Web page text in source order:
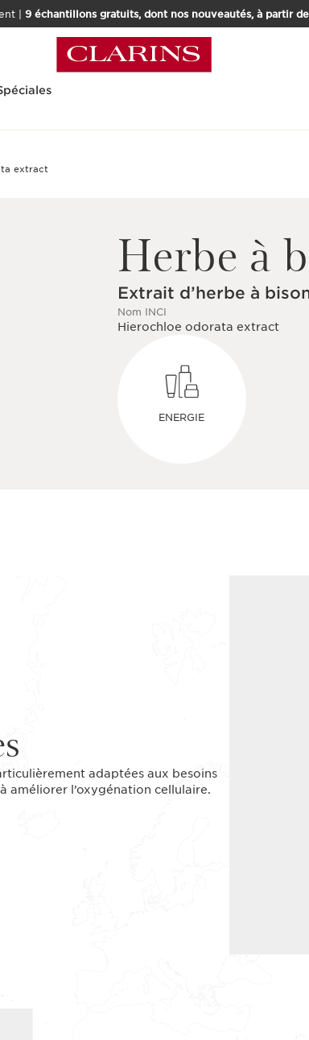
| 9 échantillons gratuits, dont nos nouveautés, à partir
Herbe à
Extrait d’herbe à
Nom INCI
Hierochloe odorata extract
ENERGIE
adaptées aux besoins
améliorer l’oxygénation cellulaire.